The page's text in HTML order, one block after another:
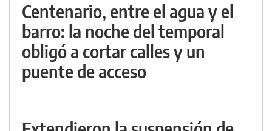
Centenario, entre el agua y el
barro: la noche del temporal
obligó a cortar calles y un
puente de acceso